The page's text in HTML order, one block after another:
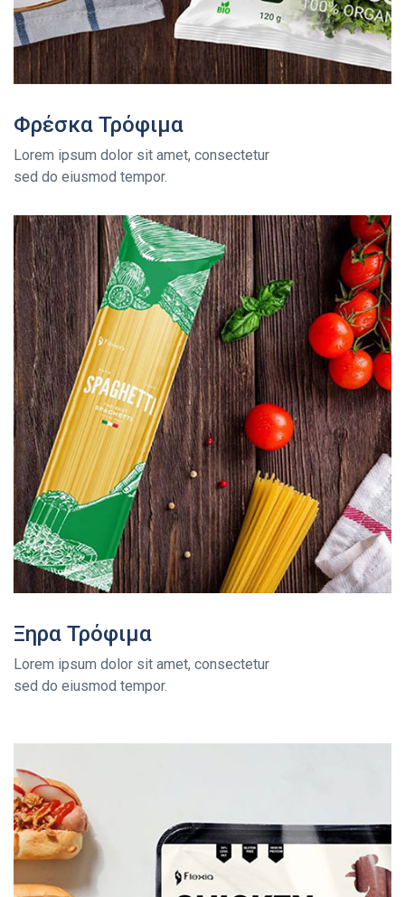
Φρέσκα Τρόφιμα
Lorem ipsum dolor sit amet, consectetur
sed do eiusmod tempor.
Ξηρα Τρόφιμα
Lorem ipsum dolor sit amet, consectetur
sed do eiusmod tempor.